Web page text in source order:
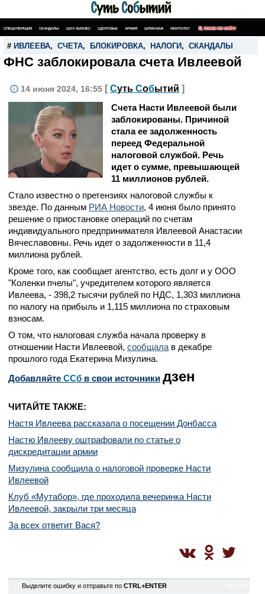
СПЕЦОПЕРАЦИЯ СКАНДАЛЫ ШОУ-БИЗНЕС ЗДОРОВЬЕ АРМИЯ ШПИОНАЖ НЕКРОЛОГ ПОИСК ПО САЙТУ
# ИВЛЕЕВА, СЧЕТА, БЛОКИРОВКА, НАЛОГИ , СКАНДАЛЫ
ФНС заблокировала счета Ивлеевой
14 июня 2024, 16:55 [ Суть Событий ]
Счета Насти Ивлеевой были
заблокированы. Причиной
стала ее задолженность
переед Федеральной
налоговой службой. Речь
идет о сумме, превышающей
11 миллионов рублей.
Стало известно о претензиях налоговой службы к
звезде. По данным РИА Новости, 4 июня было принято
решение о приостановке операций по счетам
индивидуального предпринимателя Ивлеевой Анастасии
Вячеславовны. Речь идет о задолженности в 11,4
миллиона рублей.
Кроме того, как сообщает агентство, есть долг и у ООО
"Коленки пчелы", учредителем которого является
Ивлеева, - 398,2 тысячи рублей по НДС, 1,303 миллиона
по налогу на прибыль и 1,115 миллиона по страховым
взносам.
О том, что налоговая служба начала проверку в
отношении Насти Ивлеевой, сообщала в декабре
прошлого года Екатерина Мизулина.
Добавляйте CСб в свои источники дзен
ЧИТАЙТЕ ТАКЖЕ:
Настя Ивлеева рассказала о посещении Донбасса
Настю Ивлееву оштрафовали по статье о
дискредитации армии
Мизулина сообщила о налоговой проверке Насти
Ивлеевой
Клуб «Мутабор», где проходила вечеринка Насти
Ивлеевой, закрыли три месяца
За всех ответит Вася?
Выделите ошибку и отправьте по CTRL+ENTER